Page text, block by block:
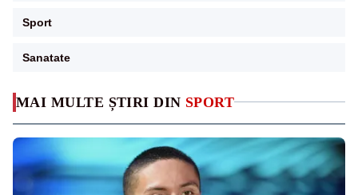
MAI MULTE ȘTIRI DIN SPORT
Sport
Sanatate